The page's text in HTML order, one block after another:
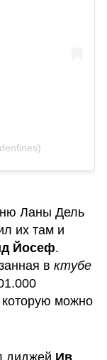
Ланы Дель
их там и
Йосеф.
в ктубе
можно